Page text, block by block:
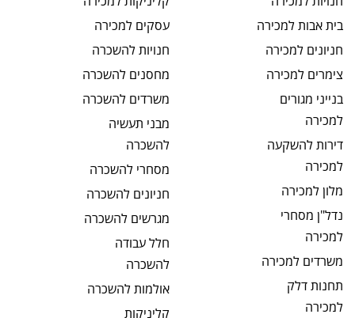
בית אבותלמכירה
חניונים למכירה
צימרים למכירה
בנייני מגורים
למכירה
דירות להשקעה
למכירה
מלון למכירה
נדל"ן מסחרי
למכירה
משרדים למכירה
תחנות דלק
למכירה
עסקים למכירה
חנויותלהשכרה
מחסנים להשכרה
משרדים להשכרה
מבני תעשיה
להשכרה
מסחרי להשכרה
חניונים להשכרה
מגרשים להשכרה
חלל עבודה
להשכרה
אולמותלהשכרה
קליניקות